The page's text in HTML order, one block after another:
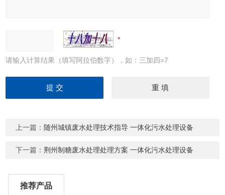
请输入计算结果（填写阿拉伯数字），如：三加四=7
上一篇： 随州城镇废水处理技术指导 一体化污水处理设备
下一篇：荆州制糖废水处理处理方案 一体化污水处理设备
推荐产品